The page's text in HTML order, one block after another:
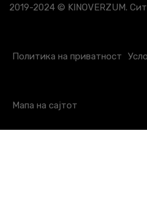
2019-2024 © KINOVERZUM.
Политика на приватност
Мапа на сајтот